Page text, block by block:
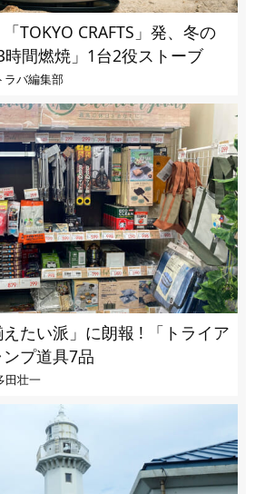
TOKYO CRAFTS」発、冬の
間燃焼」1台2役ストーブ
ラバ編集部
派」に朗報 ! 「トライア
プ道具7品
田壮一